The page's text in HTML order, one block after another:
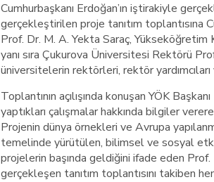
Cumhurbaşkanı Erdoğan’ın iştirakiyle
gerçekleştirilen proje tanıtım toplantısına
Prof. Dr. M. A. Yekta Saraç, Yükseköğretim
yanı sıra Çukurova Üniversitesi Rektörü
üniversitelerin rektörleri, rektör
Toplantının açılışında konuşan YÖK
yaptıkları çalışmalar hakkında bilgiler
Projenin dünya örnekleri ve Avrupa
temelinde yürütülen, bilimsel ve sosyal
projelerin başında geldiğini ifade eden Prof.
gerçekleşen tanıtım toplantısını takiben